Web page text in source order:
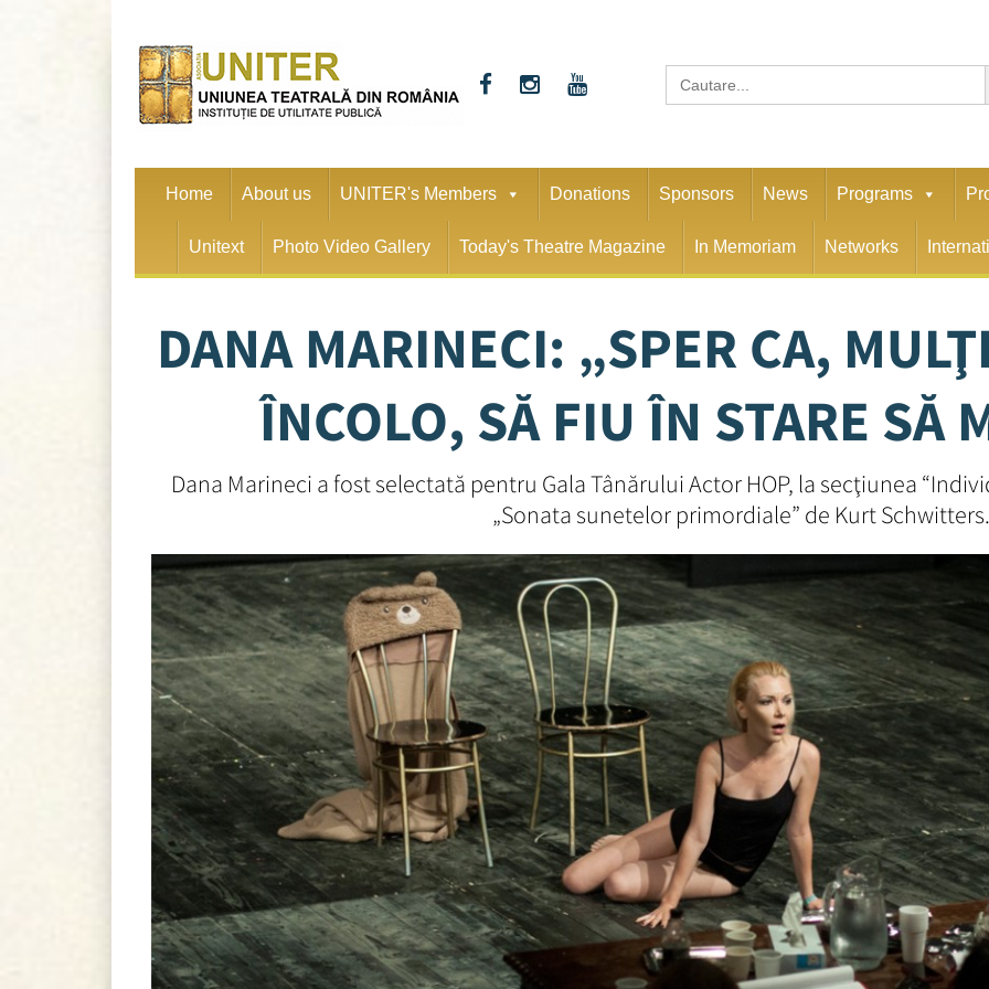
Search
for:
Home About us UNITER's Members Donations Sponsors News Programs
Unitext Photo Video Gallery Today's Theatre Magazine In Memoriam Networks
DANA MARINECI: „SPER CA,
ÎNCOLO, SĂ FIU ÎN STARE SĂ
Dana Marineci a fost selectată pentru Gala Tânărului Actor HOP, la secţiunea
„Sonata sunetelor primordiale” de Kurt